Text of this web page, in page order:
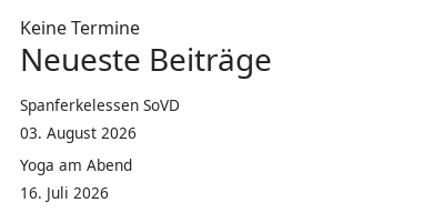
Keine Termine
Neueste Beiträge
Spanferkelessen SoVD
03. August 2026
Yoga am Abend
16. Juli 2026